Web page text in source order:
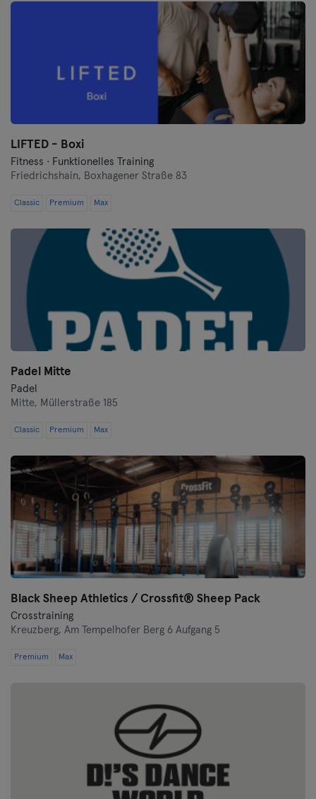
LIFTED - Boxi
Fitness · Funktionelles Training
Friedrichshain, Boxhagener Straße 83
Classic Premium Max
Padel Mitte
Padel
Mitte, Müllerstraße 185
Classic Premium Max
Black Sheep Athletics / Crossfit® Sheep Pack
Crosstraining
Kreuzberg, Am Tempelhofer Berg 6 Aufgang 5
Premium Max